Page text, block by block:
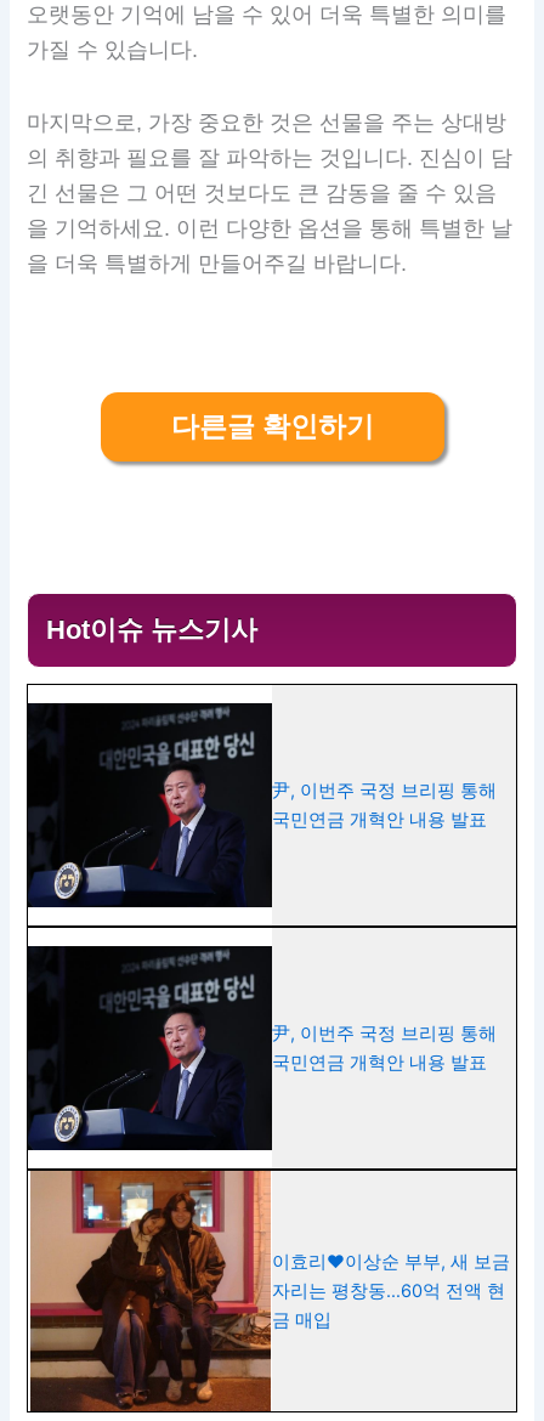
오랫동안 기억에 남을 수 있어 더욱 특별한 의미를
가질 수 있습니다.
마지막으로, 가장 중요한 것은 선물을 주는 상대방
의 취향과 필요를 잘 파악하는 것입니다. 진심이 담
긴 선물은 그 어떤 것보다도 큰 감동을 줄 수 있음
을 기억하세요. 이런 다양한 옵션을 통해 특별한 날
을 더욱 특별하게 만들어주길 바랍니다.
다른글 확인하기
Hot이슈 뉴스기사
尹, 이번주 국정 브리핑 통해
국민연금 개혁안 내용 발표
尹, 이번주 국정 브리핑 통해
국민연금 개혁안 내용 발표
이효리♥이상순 부부, 새 보금
자리는 평창동…60억 전액 현
금 매입